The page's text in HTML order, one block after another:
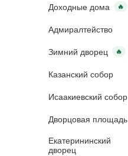
Доходные дома
🔥
Адмиралтейство
Зимний дворец
🔥
Казанский собор
Исаакиевский собор
Дворцовая площадь
Екатерининский
дворец